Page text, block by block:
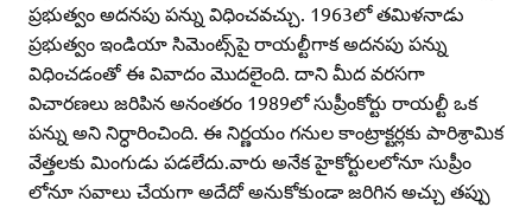
ప్రభుత్వం అదనపు పన్ను విధించవచ్చు. 1963లో తమిళనాడు
ప్రభుత్వం ఇండియా సిమెంట్స్‌పై రాయల్టీగాక అదనపు పన్ను
విధించడంతో ఈ వివాదం మొదలైంది. దాని మీద వరసగా
విచారణలు జరిపిన అనంతరం 1989లో సుప్రీంకోర్టు రాయల్టీ ఒక
పన్ను అని నిర్ధారించింది. ఈ నిర్ణయం గనుల కాంట్రాక్టర్లకు పారిశ్రామిక
వేత్తలకు మింగుడు పడలేదు.వారు అనేక హైకోర్టులలోనూ సుప్రీం
లోనూ సవాలు చేయగా అదేదో అనుకోకుండా జరిగిన అచ్చు తప్పు